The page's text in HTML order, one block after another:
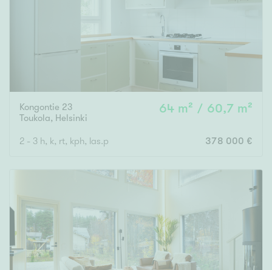
Kongontie 23
Toukola, Helsinki
64 m² / 60,7 m²
2 - 3 h, k, rt, kph, las.p 378 000 €